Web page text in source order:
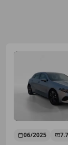
06/2025